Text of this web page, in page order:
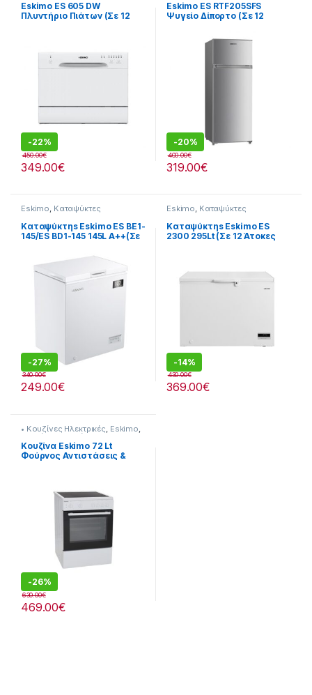
Eskimo ES 605 DW
Πλυντήριο Πιάτων (Σε 12
-22%
349.00€
450.00€
Eskimo ES RTF205SFS
Ψυγείο Δίπορτο (Σε 12
-20%
319.00€
400.00€
Eskimo, Καταψύκτες
Καταψύκτηs Eskimo ES BE1-
145/ES BD1-145 145L A++(Σε
-27%
249.00€
340.00€
Eskimo, Καταψύκτες
Καταψύκτηs Eskimo ES
2300 295Lt (Σε 12 Άτοκες
-14%
369.00€
430.00€
• Κουζίνες Ηλεκτρικές, Eskimo,
Κουζίνες & Φούρνοι
Κουζίνα Eskimo 72 Lt
Φούρνος Αντιστάσεις &
-26%
469.00€
630.00€